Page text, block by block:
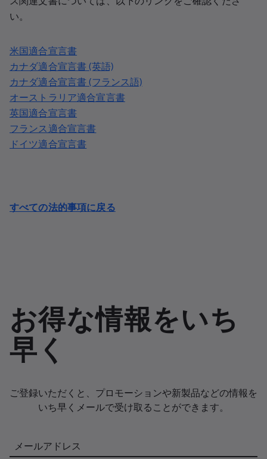
い。
米国適合宣言書
カナダ適合宣言書 (英語)
カナダ適合宣言書 (フランス語)
オーストラリア適合宣言書
英国適合宣言書
フランス適合宣言書
ドイツ適合宣言書
すべての法的事項に戻る
お得な情報をいち
早く
ご登録いただくと、プロモーションや新製品などの情報を
いち早くメールで受け取ることができます。
メールアドレス